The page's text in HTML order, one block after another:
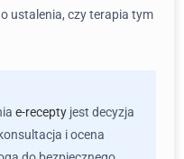
ustalenia, czy terapia tym
e-recepty jest decyzja
i ocena